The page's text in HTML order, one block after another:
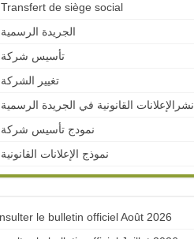
Transfert de siège social
الجريدة الرسمية
تأسيس شركة
تغيير الشركة
نشرالإعلانات القانونية في الجريدة الرسمية
نمودج تأسيس شركة
نموذج الإعلانات القانونية
le bulletin officiel Août 2026